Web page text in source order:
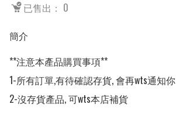
已售出： 0
簡介
**注意本產品購買事項**
1-所有訂單,有待確認存貨, 會再wts通知你
2-沒存貨產品, 可wts本店補貨